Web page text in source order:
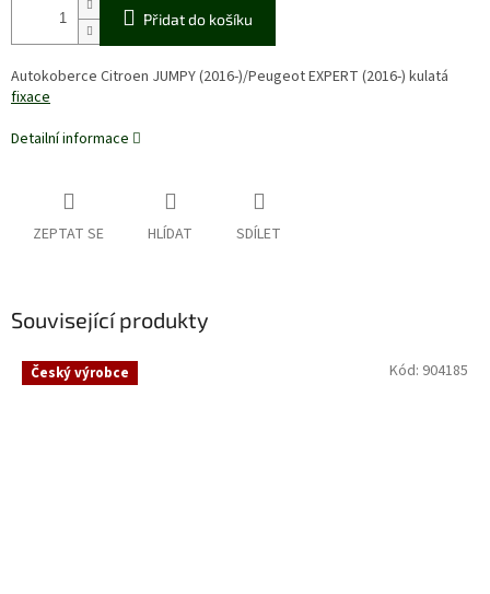
Přidat do košíku
Autokoberce Citroen JUMPY (2016-)/Peugeot EXPERT (2016-) kulatá
fixace
Detailní informace
ZEPTAT SE HLÍDAT SDÍLET
Související produkty
Český výrobce Kód: 904185